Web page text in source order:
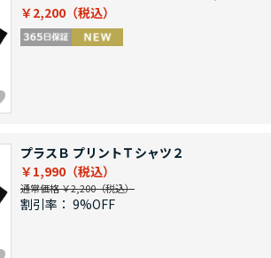
￥2,200
プラスＢ プリントＴシャツ２
￥1,990
通常価格 ￥2,200
割引率： 9%OFF